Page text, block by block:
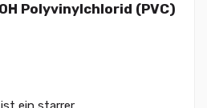
Polyvinylchlorid (PVC)